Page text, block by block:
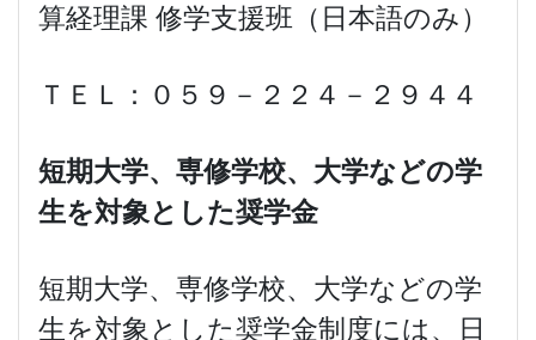
算経理課 修学支援班（日本語のみ）
ＴＥＬ：０５９－２２４－２９４４
短期大学、専修学校、大学などの学
生を対象とした奨学金
短期大学、専修学校、大学などの学
生を対象とした奨学金制度には、日